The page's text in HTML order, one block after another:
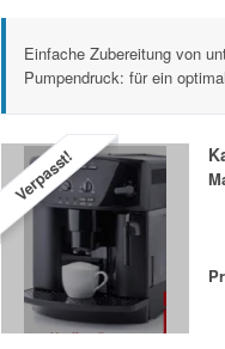
Einfache Zubereitung von
Pumpendruck: für ein
Verpasst!